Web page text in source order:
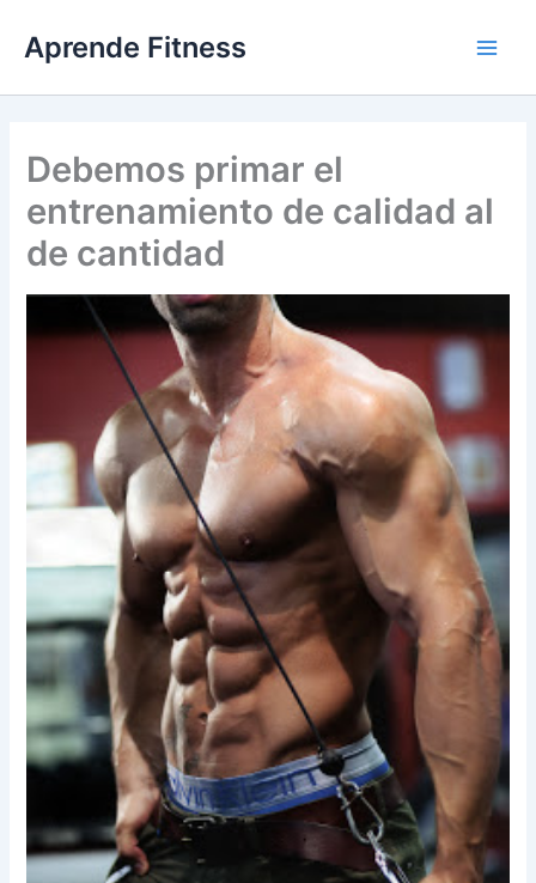
contenido
Aprende Fitness
Debemos primar el
entrenamiento de calidad al
de cantidad